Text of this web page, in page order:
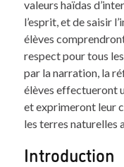
valeurs haïdas
l’esprit, et de saisir
élèves
respect pour tous
par la narration, la
élèves effectueront
et exprimeront leur
les terres naturelles
Introduction